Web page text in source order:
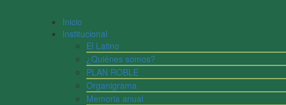
Inicio
Institucional
El Latino
¿Quiénes somos?
PLAN ROBLE
Organigrama
Memoria anual